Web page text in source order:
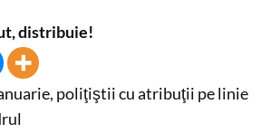
distribuie!
poliţiştii cu atribuţii pe linie